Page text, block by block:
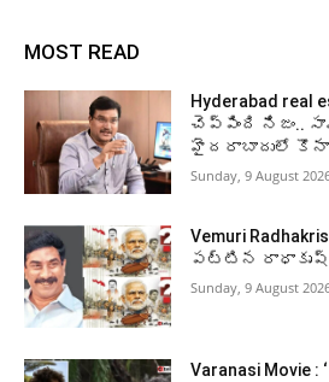
MOST READ
Hyderabad real
చెప్పింది నిజం..
హైదరాబాదులో
Sunday, 9 August
Vemuri
పట్టిన
Sunday, 9 August
Varanasi Movie